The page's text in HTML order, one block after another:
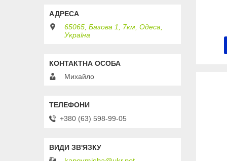
65065, Базова 1, 7км, Одеса,
Україна
Михайло
+380 (63) 598-99-05